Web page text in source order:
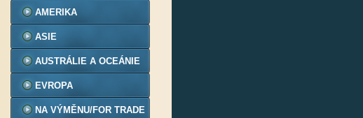
AMERIKA
ASIE
AUSTRÁLIE A OCEÁNIE
EVROPA
NA VÝMĚNU/FOR TRADE